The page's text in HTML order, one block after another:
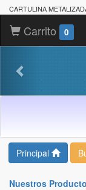
CARTULINA
Carrito 0
Principal
Nuestros